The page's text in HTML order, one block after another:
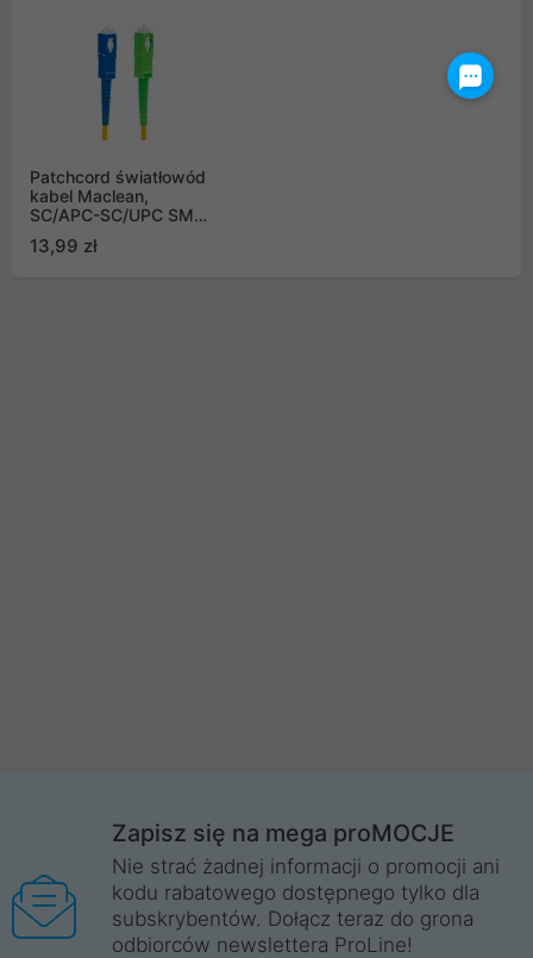
Patchcord światłowód
kabel Maclean,
SC/APC-SC/UPC SM
jednomodowy, długość
13,99 zł
Zapisz się na mega proMOCJE
Nie strać żadnej informacji o promocji ani
kodu rabatowego dostępnego tylko dla
subskrybentów. Dołącz teraz do grona
odbiorców newslettera ProLine!